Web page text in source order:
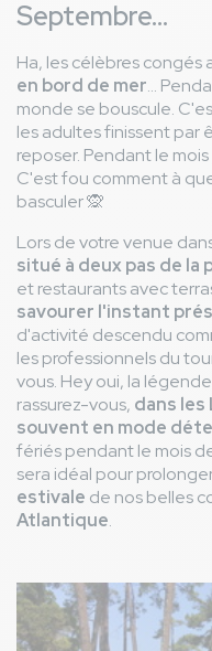
Septembre...
Ha, les célèbres congés
en bord de mer...
monde se bouscule.
les adultes finissent par
reposer. Pendant le
C'est fou comment à
basculer 🙊
Lors de votre venue
situé à deux pas de la
et restaurants avec
savourer l'instant
d'activité descendu
les professionnels du
vous. Hey oui, la
rassurez-vous, dans les
souvent en mode
fériés pendant le mois
sera idéal pour
estivale de nos belles
Atlantique.
Image